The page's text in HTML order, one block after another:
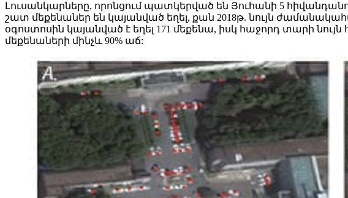
Լուսանկարները, որոնցում պատկերված են Յուհանի 5
շատ մեքենաներ են կայանված եղել, քան 2018թ. նույն
օգոստոսին կայանված է եղել 171 մեքենա, իսկ հաջորդ տարի
մեքենաների մինչև 90% աճ: